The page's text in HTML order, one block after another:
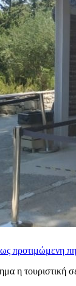
προτιμώμενη
η τουριστική